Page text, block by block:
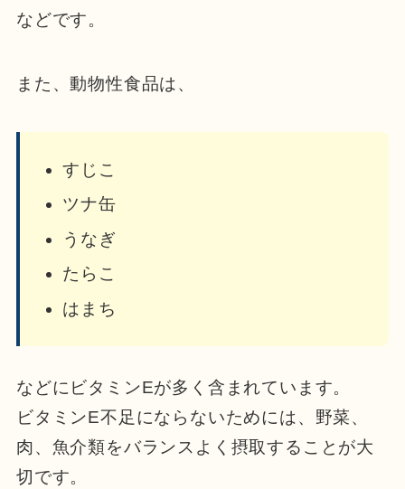
などです。
また、動物性食品は、
すじこ
ツナ缶
うなぎ
たらこ
はまち
などにビタミンEが多く含まれています。
ビタミンE不足にならないためには、野菜、
肉、魚介類をバランスよく摂取することが大
切です。